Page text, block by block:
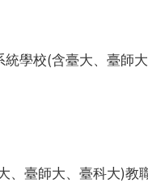
學校(含臺大、臺師
、臺師大、臺科大)